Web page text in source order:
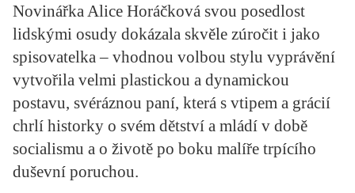
KATEGORIE
STUDIE
KRITIKA PŘEKLADU
UKÁZKA
SLOUPEK
Novinářka Alice Horáčková svou posedlost
lidskými osudy dokázala skvěle zúročit i jako
spisovatelka – vhodnou volbou stylu vyprávění
vytvořila velmi plastickou a dynamickou
postavu, svéráznou paní, která s vtipem a grácií
chrlí historky o svém dětství a mládí v době
socialismu a o životě po boku malíře trpícího
duševní poruchou.